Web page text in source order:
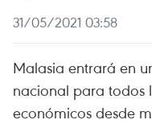
31/05/2021 03:58
Malasia entrará en
nacional para todos
económicos desde